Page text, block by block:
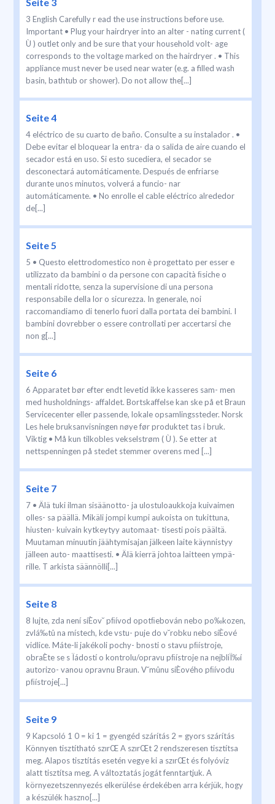
3 English Carefully r ead the use instructions before use.
Important • Plug your hairdryer into an alter - nating current (
Ù ) outlet only and be sure that your household volt- age
corresponds to the voltage marked on the hairdryer . • This
appliance must never be used near water (e.g. a filled wash
basin, bathtub or shower). Do not allow the[...]
Seite 4
4 eléctrico de su cuarto de baño. Consulte a su instalador . •
Debe evitar el bloquear la entra- da o salida de aire cuando el
secador está en uso. Si esto sucediera, el secador se
desconectará automáticamente. Después de enfriarse
durante unos minutos, volverá a funcio- nar
automáticamente. • No enrolle el cable eléctrico alrededor
de[...]
Seite 5
5 • Questo elettrodomestico non è progettato per esser e
utilizzato da bambini o da persone con capacità ﬁsiche o
mentali ridotte, senza la supervisione di una persona
responsabile della lor o sicurezza. In generale, noi
raccomandiamo di tenerlo fuori dalla portata dei bambini. I
bambini dovrebber o essere controllati per accertarsi che
non g[...]
Seite 6
6 Apparatet bør efter endt levetid ikke kasseres sam- men
med husholdnings- affaldet. Bortskaffelse kan ske på et Braun
Servicecenter eller passende, lokale opsamlingssteder. Norsk
Les hele bruksanvisningen nøye før produktet tas i bruk.
Viktig • Må kun tilkobles vekselstrøm ( Ù ). Se etter at
nettspenningen på stedet stemmer overens med [...]
Seite 7
7 • Älä tuki ilman sisäänotto- ja ulostuloaukkoja kuivaimen
olles- sa päällä. Mikäli jompi kumpi aukoista on tukittuna,
hiusten- kuivain kytkeytyy automaat- tisesti pois päältä.
Muutaman minuutin jäähtymisajan jälkeen laite käynnistyy
jälleen auto- maattisesti. • Älä kierrä johtoa laitteen ympä-
rille. T arkista säännölli[...]
Seite 8
8 lujte, zda není síÈov˘ pﬁívod opotﬁebován nebo po‰kozen,
zvlá‰tû na místech, kde vstu- puje do v˘robku nebo síÈové
vidlice. Máte-li jakékoli pochy- bnosti o stavu pﬁístroje,
obraÈte se s Ïádostí o kontrolu/opravu pﬁístroje na nejbliÏ‰í
autorizo- vanou opravnu Braun. V˘mûnu síÈového pﬁívodu
pﬁístroje[...]
Seite 9
9 Kapcsoló 1 0 = ki 1 = gyengéd szárítás 2 = gyors szárítás
Könnyen tisztítható szırŒ A szırŒt 2 rendszeresen tisztítsa
meg. Alapos tisztítás esetén vegye ki a szırŒt és folyóvíz
alatt tisztítsa meg. A változtatás jogát fenntartjuk. A
környezetszennyezés elkerülése érdekében arra kérjük, hogy
a készülék haszno[...]